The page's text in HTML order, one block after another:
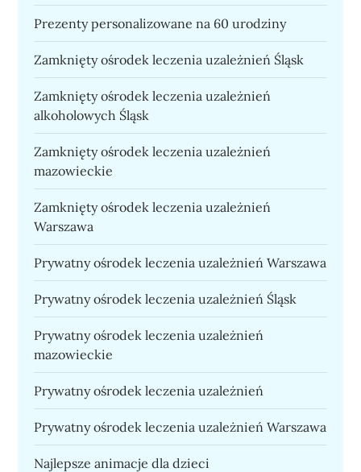
Prezenty personalizowane na 60 urodziny
Zamknięty ośrodek leczenia uzależnień Śląsk
Zamknięty ośrodek leczenia uzależnień
alkoholowych Śląsk
Zamknięty ośrodek leczenia uzależnień
mazowieckie
Zamknięty ośrodek leczenia uzależnień
Warszawa
Prywatny ośrodek leczenia uzależnień Warszawa
Prywatny ośrodek leczenia uzależnień Śląsk
Prywatny ośrodek leczenia uzależnień
mazowieckie
Prywatny ośrodek leczenia uzależnień
Prywatny ośrodek leczenia uzależnień Warszawa
Najlepsze animacje dla dzieci